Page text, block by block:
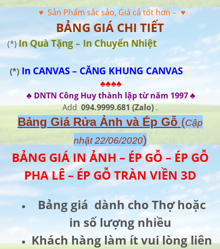
♥ Sản Phẩm sắc sảo, Giá cả tốt hơn – ♥
BẢNG GIÁ CHI TIẾT
(*)In Quà Tặng – In Chuyển Nhiệt
(*) In CANVAS – CĂNG KHUNG CANVAS
♣♣♣♣
♣ DNTN Công Huy thành lập từ năm 1997 ♣
Add094.9999.681(Zalo).
Bảng Giá Rửa Ảnh và Ép Gỗ (Cập
nhật 22/06/2020)
BẢNG GIÁ IN ẢNH – ÉP GỖ – ÉP GỖ
PHA LÊ – ÉP GỖ TRÀN VIỀN 3D
Bảng giá dành cho Thợ hoặc
in số lượng nhiều
Khách hàng làm ít vui lòng liên